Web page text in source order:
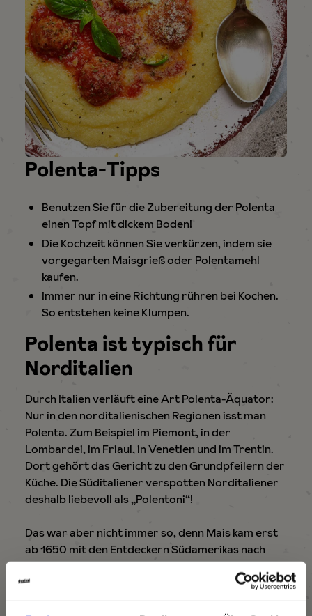
Polenta-Tipps
Benutzen Sie für die Zubereitung der Polenta
einen Topf mit dickem Boden!
Die Kochzeit können Sie verkürzen, indem sie
vorgegarten Maisgrieß oder Polentamehl
kaufen.
Immer nur in eine Richtung rühren bei Kochen.
So entstehen keine Klumpen.
Polenta ist typisch für
Norditalien
Durch Italien verläuft eine Art Polenta-Äquator:
Nur in den norditalienischen Regionen isst man
Polenta. Zum Beispiel im Piemont, in der
Lombardei, im Friaul, in Venetien und im Trentin.
Dort gehört das Gericht zu den Grundpfeilern der
Küche. Die Süditaliener verspotten Norditaliener
deshalb liebevoll als „Polentoni“!
Das war aber nicht immer so, denn Mais kam erst
ab 1650 mit den Entdeckern Südamerikas nach
Europa. Auf den Tisch kamen damals Breie aus
gemahlenen Saubohnen, Kichererbsen oder
Buchweizen. Der Mais verdrängte all diese